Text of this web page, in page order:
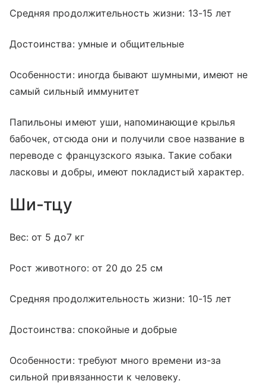
Средняя продолжительность жизни: 13-15 лет
Достоинства: умные и общительные
Особенности: иногда бывают шумными, имеют не
самый сильный иммунитет
Папильоны имеют уши, напоминающие крылья
бабочек, отсюда они и получили свое название в
переводе с французского языка. Такие собаки
ласковы и добры, имеют покладистый характер.
Ши-тцу
Вес: от 5 до7 кг
Рост животного: от 20 до 25 см
Средняя продолжительность жизни: 10-15 лет
Достоинства: спокойные и добрые
Особенности: требуют много времени из-за
сильной привязанности к человеку.